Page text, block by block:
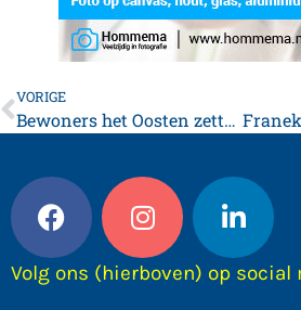
VORIGE
Bewoners het Oosten zetten zich in voor schonere wijk
Volg ons (hierboven) op social